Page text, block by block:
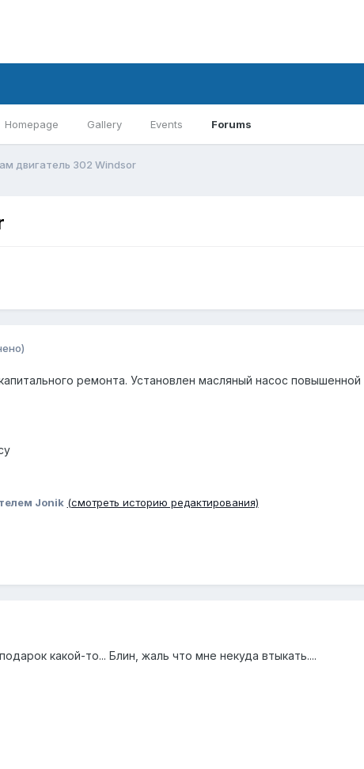
Homepage Gallery Events Forums
двигатель 302 Windsor
ремонта. Установлен масляный насос
Jonik (смотреть историю редактирования)
какой-то... Блин, жаль что мне некуда втыкать....